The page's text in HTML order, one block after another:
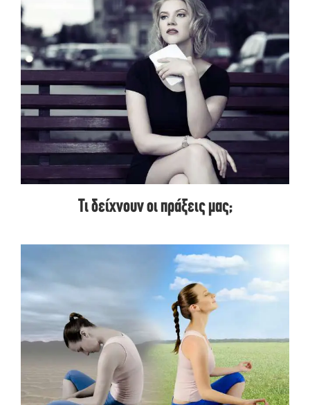
Τι δείχνουν οι πράξεις μας;